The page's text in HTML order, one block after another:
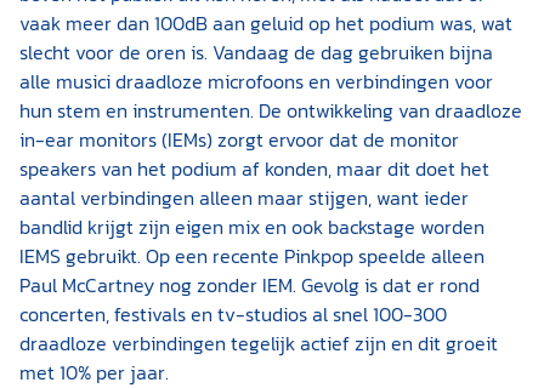
vaak meer dan 100dB aan geluid op het podium was, wat
slecht voor de oren is. Vandaag de dag gebruiken bijna
alle musici draadloze microfoons en verbindingen voor
hun stem en instrumenten. De ontwikkeling van draadloze
in-ear monitors (IEMs) zorgt ervoor dat de monitor
speakers van het podium af konden, maar dit doet het
aantal verbindingen alleen maar stijgen, want ieder
bandlid krijgt zijn eigen mix en ook backstage worden
IEMS gebruikt. Op een recente Pinkpop speelde alleen
Paul McCartney nog zonder IEM. Gevolg is dat er rond
concerten, festivals en tv-studios al snel 100-300
draadloze verbindingen tegelijk actief zijn en dit groeit
met 10% per jaar.